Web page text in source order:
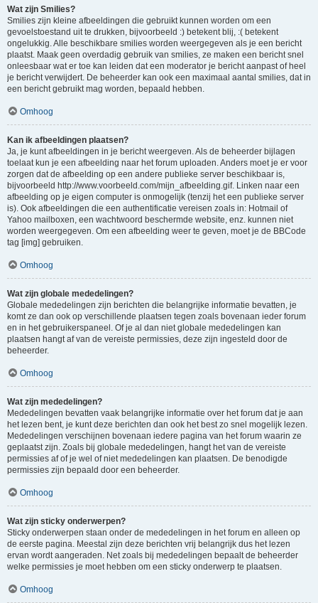
Wat zijn Smilies?
Smilies zijn kleine afbeeldingen die gebruikt kunnen worden om een
gevoelstoestand uit te drukken, bijvoorbeeld :) betekent blij, :( betekent
ongelukkig. Alle beschikbare smilies worden weergegeven als je een bericht
plaatst. Maak geen overdadig gebruik van smilies, ze maken een bericht snel
onleesbaar wat er toe kan leiden dat een moderator je bericht aanpast of heel
je bericht verwijdert. De beheerder kan ook een maximaal aantal smilies, dat in
een bericht gebruikt mag worden, bepaald hebben.
Omhoog
Kan ik afbeeldingen plaatsen?
Ja, je kunt afbeeldingen in je bericht weergeven. Als de beheerder bijlagen
toelaat kun je een afbeelding naar het forum uploaden. Anders moet je er voor
zorgen dat de afbeelding op een andere publieke server beschikbaar is,
bijvoorbeeld http://www.voorbeeld.com/mijn_afbeelding.gif. Linken naar een
afbeelding op je eigen computer is onmogelijk (tenzij het een publieke server
is). Ook afbeeldingen die een authentificatie vereisen zoals in: Hotmail of
Yahoo mailboxen, een wachtwoord beschermde website, enz. kunnen niet
worden weergegeven. Om een afbeelding weer te geven, moet je de BBCode
tag [img] gebruiken.
Omhoog
Wat zijn globale mededelingen?
Globale mededelingen zijn berichten die belangrijke informatie bevatten, je
komt ze dan ook op verschillende plaatsen tegen zoals bovenaan ieder forum
en in het gebruikerspaneel. Of je al dan niet globale mededelingen kan
plaatsen hangt af van de vereiste permissies, deze zijn ingesteld door de
beheerder.
Omhoog
Wat zijn mededelingen?
Mededelingen bevatten vaak belangrijke informatie over het forum dat je aan
het lezen bent, je kunt deze berichten dan ook het best zo snel mogelijk lezen.
Mededelingen verschijnen bovenaan iedere pagina van het forum waarin ze
geplaatst zijn. Zoals bij globale mededelingen, hangt het van de vereiste
permissies af of je wel of niet mededelingen kan plaatsen. De benodigde
permissies zijn bepaald door een beheerder.
Omhoog
Wat zijn sticky onderwerpen?
Sticky onderwerpen staan onder de mededelingen in het forum en alleen op
de eerste pagina. Meestal zijn deze berichten vrij belangrijk dus het lezen
ervan wordt aangeraden. Net zoals bij mededelingen bepaalt de beheerder
welke permissies je moet hebben om een sticky onderwerp te plaatsen.
Omhoog